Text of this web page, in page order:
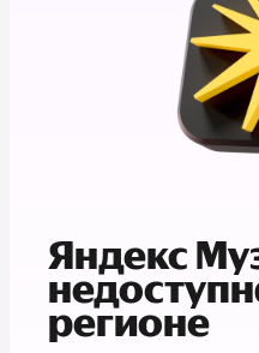
Яндекс
регионе